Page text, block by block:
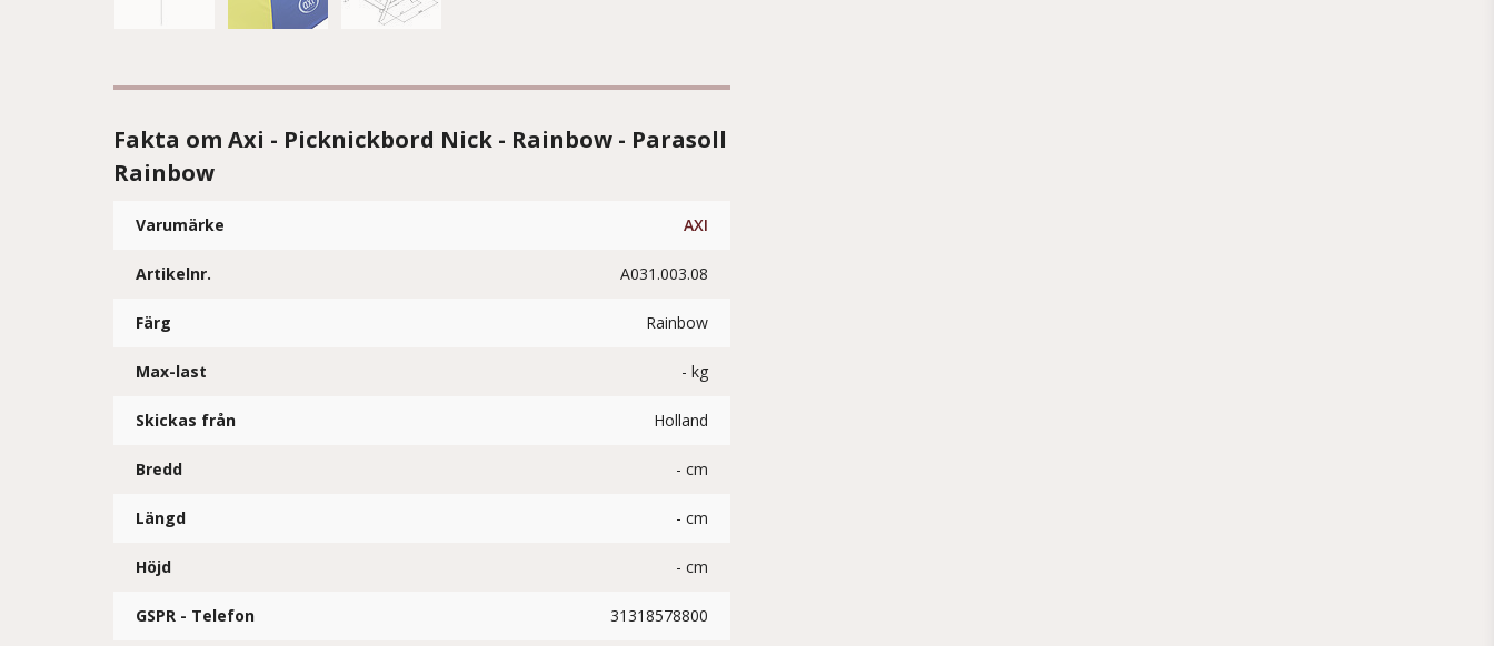
Fakta om Axi - Picknickbord Nick - Rainbow - Parasoll
Rainbow
Varumärke AXI
Artikelnr. A031.003.08
Färg Rainbow
Max-last - kg
Skickas från Holland
Bredd - cm
Längd - cm
Höjd - cm
GSPR - Telefon 31318578800